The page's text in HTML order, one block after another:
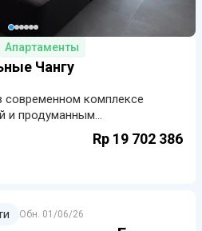
Апартаменты
Чангу
современном комплексе
и продуманным
есть живое комьюнити,
доставкой в номер, большой
Rp 19 702 386
Обн. 01/06/26